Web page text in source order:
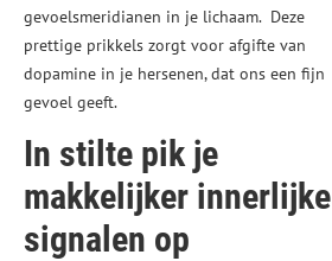
gevoelsmeridianen in je lichaam. Deze
prettige prikkels zorgt voor afgifte van
dopamine in je hersenen, dat ons een fijn
gevoel geeft.
In stilte pik je
makkelijker innerlijke
signalen op